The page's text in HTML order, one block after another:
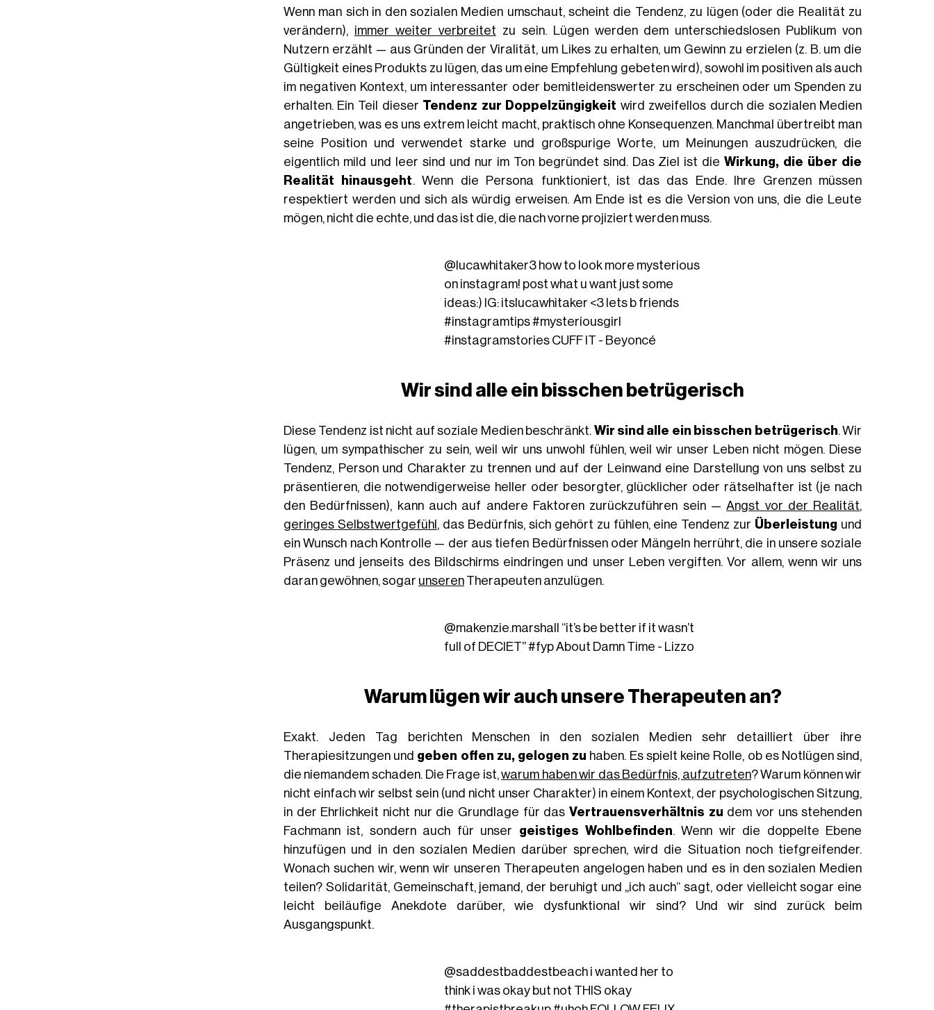
Wenn man sich in den sozialen Medien umschaut, scheint die Tendenz, zu lügen (oder die Realität zu
verändern), immer weiter verbreitet zu sein. Lügen werden dem unterschiedslosen Publikum von
Nutzern erzählt — aus Gründen der Viralität, um Likes zu erhalten, um Gewinn zu erzielen (z. B. um die
Gültigkeit eines Produkts zu lügen, das um eine Empfehlung gebeten wird), sowohl im positiven als auch
im negativen Kontext, um interessanter oder bemitleidenswerter zu erscheinen oder um Spenden zu
erhalten. Ein Teil dieser Tendenz zur Doppelzüngigkeit wird zweifellos durch die sozialen Medien
angetrieben, was es uns extrem leicht macht, praktisch ohne Konsequenzen. Manchmal übertreibt man
seine Position und verwendet starke und großspurige Worte, um Meinungen auszudrücken, die
eigentlich mild und leer sind und nur im Ton begründet sind. Das Ziel ist dieWirkung, die über die
Realität hinausgeht. Wenn die Persona funktioniert, ist das das Ende. Ihre Grenzen müssen
respektiert werden und sich als würdig erweisen. Am Ende ist es die Version von uns, die die Leute
mögen, nicht die echte, und das ist die, die nach vorne projiziert werden muss.
@lucawhitaker3 how to look more mysterious
on instagram! post what u want just some
ideas:) IG: itslucawhitaker <3 lets b friends
#instagramtips#mysteriousgirl
#instagramstories CUFF IT - Beyoncé
Wir sind alle ein bisschen betrügerisch
Diese Tendenz ist nicht auf soziale Medien beschränkt. Wir sind alle ein bisschen betrügerisch. Wir
lügen, um sympathischer zu sein, weil wir uns unwohl fühlen, weil wir unser Leben nicht mögen. Diese
Tendenz, Person und Charakter zu trennen und auf der Leinwand eine Darstellung von uns selbst zu
präsentieren, die notwendigerweise heller oder besorgter, glücklicher oder rätselhafter ist (je nach
den Bedürfnissen), kann auch auf andere Faktoren zurückzuführen sein —Angst vor der Realität,
geringes Selbstwertgefühl , das Bedürfnis, sich gehört zu fühlen, eine Tendenz zur Überleistung und
ein Wunsch nach Kontrolle — der aus tiefen Bedürfnissen oder Mängeln herrührt, die in unsere soziale
Präsenz und jenseits des Bildschirms eindringen und unser Leben vergiften. Vor allem, wenn wir uns
daran gewöhnen, sogar unserenTherapeuten anzulügen.
@makenzie.marshall
“it’s be better if it wasn’t
full of DECIET”#fypAbout Damn Time - Lizzo
Warum lügen wir auch unsere Therapeuten an?
Exakt. Jeden Tag berichten Menschen in den sozialen Medien sehr detailliert über ihre
Therapiesitzungen und geben offen zu, gelogen zu haben. Es spielt keine Rolle, ob es Notlügen sind,
die niemandem schaden. Die Frage ist,warum haben wir das Bedürfnis, aufzutreten? Warum können wir
nicht einfach wir selbst sein (und nicht unser Charakter) in einem Kontext, der psychologischen Sitzung,
in der Ehrlichkeit nicht nur die Grundlage für das Vertrauensverhältnis zu dem vor uns stehenden
Fachmann ist, sondern auch für unser geistiges Wohlbefinden . Wenn wir die doppelte Ebene
hinzufügen und in den sozialen Medien darüber sprechen, wird die Situation noch tiefgreifender.
Wonach suchen wir, wenn wir unseren Therapeuten angelogen haben und es in den sozialen Medien
teilen? Solidarität, Gemeinschaft, jemand, der beruhigt und „ich auch“ sagt, oder vielleicht sogar eine
leicht beiläufige Anekdote darüber, wie dysfunktional wir sind? Und wir sind zurück beim
Ausgangspunkt.
@saddestbaddestbeach i wanted her to
think i was okay but not THIS okay